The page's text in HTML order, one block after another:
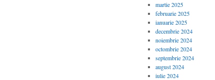
martie 2025
februarie 2025
ianuarie 2025
decembrie 2024
noiembrie 2024
octombrie 2024
septembrie 2024
august 2024
iulie 2024